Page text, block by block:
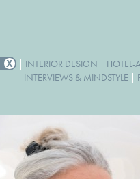
| INTERIOR DESIGN | HOTEL-
INTERVIEWS & MINDSTYLE |